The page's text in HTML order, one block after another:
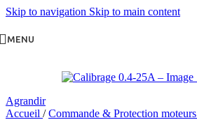
Skip to navigation Skip to main content
MENU
Agrandir
Accueil / Commande & Protection moteurs